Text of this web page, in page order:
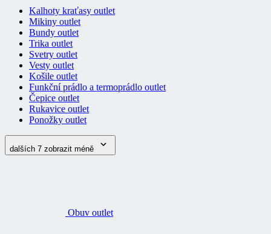
Kalhoty kraťasy outlet
Mikiny outlet
Bundy outlet
Trika outlet
Svetry outlet
Vesty outlet
Košile outlet
Funkční prádlo a termoprádlo outlet
Čepice outlet
Rukavice outlet
Ponožky outlet
dalších 7 zobrazit méně
Obuv outlet